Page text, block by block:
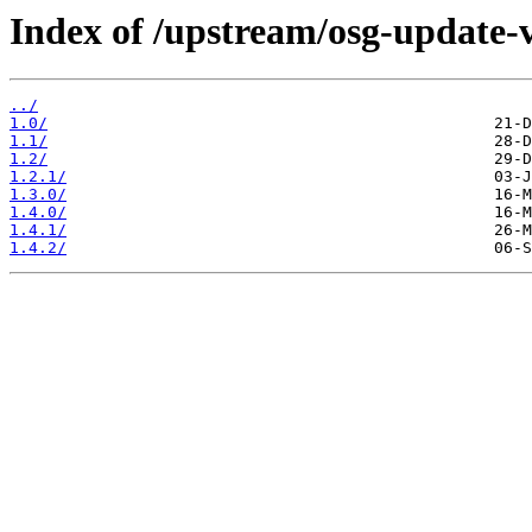
Index of /upstream/osg-update-
../
1.0/
1.1/
1.2/
1.2.1/
1.3.0/
1.4.0/
1.4.1/
1.4.2/